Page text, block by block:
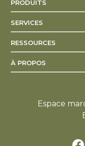
PRODUITS
SERVICES
RESSOURCES
À PROPOS
Espace